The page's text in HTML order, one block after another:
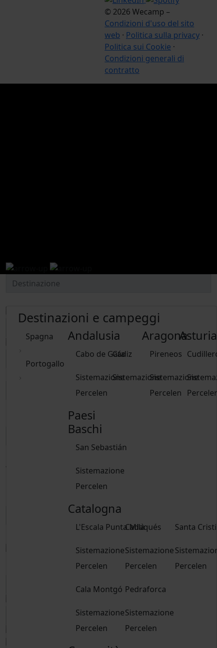
© 2026 Wecamp –
Condizioni d'uso del sito
web · Politica sulla privacy ·
Politica sui Cookie ·
Condizioni generali di
contratto
Destinazioni e campeggi
Spagna
Portogallo
Andalusia
Cabo de Gata
Sistemazione
Percelen
Cádiz
Sistemazione
Aragona
Pireneos
Sistemazione
Percelen
Asturia
Paesi
Baschi
San Sebastián
Sistemazione
Percelen
Catalogna
L'Escala Punta Milà
Sistemazione
Percelen
Cadaqués
Sistemazione
Percelen
Santa
Percelen
Cala Montgó
Sistemazione
Percelen
Pedraforca
Sistemazione
Percelen
Cancellare le date
Adulti